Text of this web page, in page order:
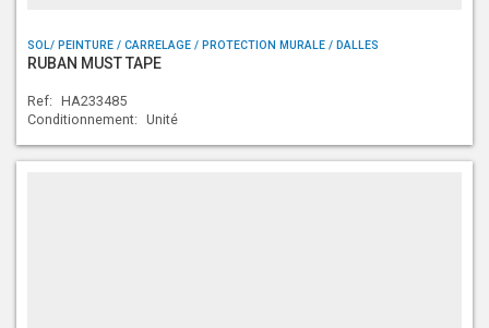
SOL/ PEINTURE / CARRELAGE / PROTECTION MURALE / DALLES
RUBAN MUST TAPE
Ref: HA233485
Conditionnement: Unité